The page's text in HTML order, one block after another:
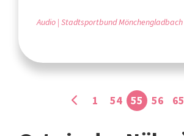
Audio Stadtsportbund Mönchengladbach
1 54 55 56 65